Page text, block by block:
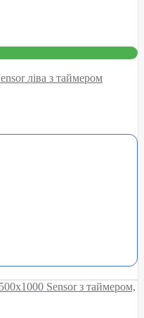
ліва з таймером